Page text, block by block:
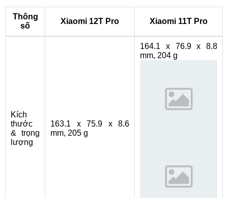
Thông
số
Xiaomi 12T Pro Xiaomi 11T Pro
Kích
thước
& trọng
lượng
163.1 x 75.9 x 8.6
mm, 205 g
164.1 x 76.9 x 8.8
mm, 204 g